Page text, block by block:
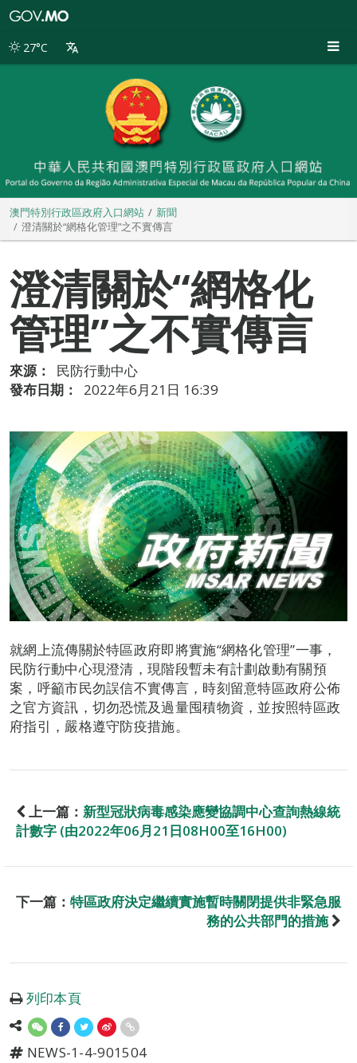
別
27°C
澳門特別行政區政府入口網站
新聞
澄清關於“網格化管理”之不實傳言
澄清關於“網格化
管理”之不實傳言
來源：
民防行動中心
發布日期：
2022年6月21日 16:39
就網上流傳關於特區政府即將實施“網格化管理”一事，
民防行動中心現澄清，現階段暫未有計劃啟動有關預
案，呼籲市民勿誤信不實傳言，時刻留意特區政府公佈
之官方資訊，切勿恐慌及過量囤積物資，並按照特區政
府指引，嚴格遵守防疫措施。
上一篇： 新型冠狀病毒感染應變協調中心查詢熱線統
計數字 (由2022年06月21日08H00至16H00)
下一篇： 特區政府決定繼續實施暫時關閉提供非緊急服
務的公共部門的措施
列印本頁
NEWS-1-4-901504